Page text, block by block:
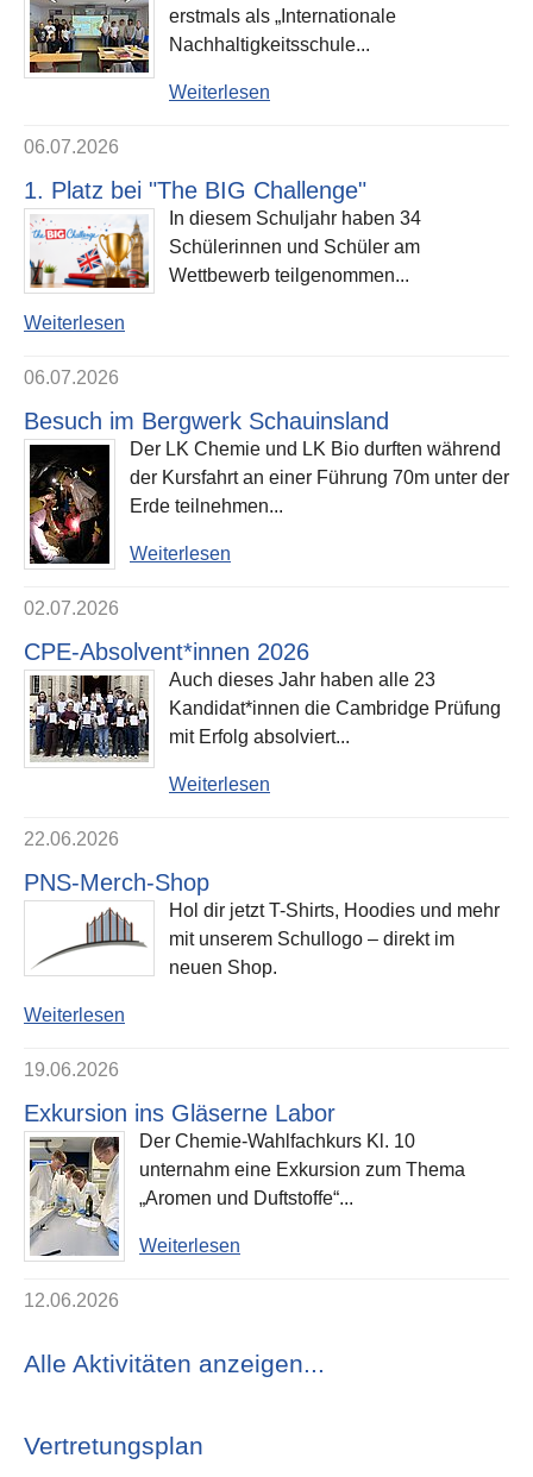
erstmals als „Internationale
Nachhaltigkeitsschule...
Weiterlesen
06.07.2026
1. Platz bei "The BIG Challenge"
In diesem Schuljahr haben 34
Schülerinnen und Schüler am
Wettbewerb teilgenommen...
Weiterlesen
06.07.2026
Besuch im Bergwerk Schauinsland
Der LK Chemie und LK Bio durften während
der Kursfahrt an einer Führung 70m unter der
Erde teilnehmen...
Weiterlesen
02.07.2026
CPE-Absolvent*innen 2026
Auch dieses Jahr haben alle 23
Kandidat*innen die Cambridge Prüfung
mit Erfolg absolviert...
Weiterlesen
22.06.2026
PNS-Merch-Shop
Hol dir jetzt T-Shirts, Hoodies und mehr
mit unserem Schullogo – direkt im
neuen Shop.
Weiterlesen
19.06.2026
Exkursion ins Gläserne Labor
Der Chemie-Wahlfachkurs Kl. 10
unternahm eine Exkursion zum Thema
„Aromen und Duftstoffe“...
Weiterlesen
12.06.2026
Alle Aktivitäten anzeigen...
Vertretungsplan